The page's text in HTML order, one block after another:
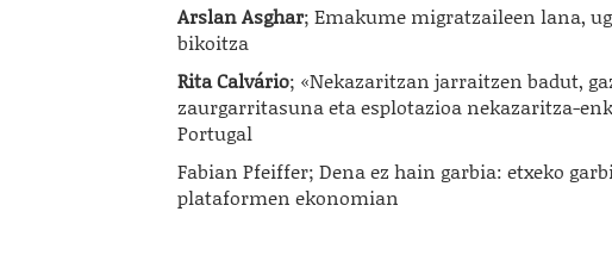
Arslan Asghar; Emakume migratzaileen lana,
bikoitza
Rita Calvário; «Nekazaritzan jarraitzen badut,
zaurgarritasuna eta esplotazioa nekazaritza-
Portugal
Fabian Pfeiffer; Dena ez hain garbia: etxeko
plataformen ekonomian